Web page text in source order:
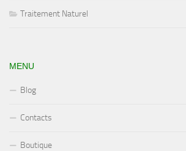
Traitement Naturel
MENU
Blog
Contacts
Boutique